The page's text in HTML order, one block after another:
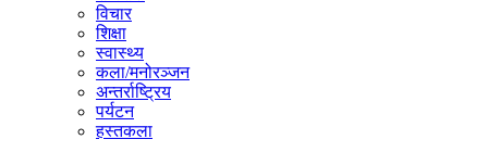
विचार
शिक्षा
स्वास्थ्य
कला/मनोरञ्जन
अन्तर्राष्ट्रिय
पर्यटन
हस्तकला